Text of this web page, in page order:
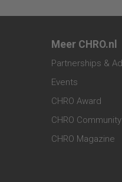
Meer CHRO.nl
Partnerships &
Events
CHRO Award
CHRO Community
CHRO Magazine